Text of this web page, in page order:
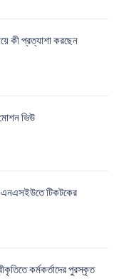
কী প্রত্যাশা করছেন
ভিউ
এনএসইউতে টিকটকের
কর্মকর্তাদের পুরস্কৃত